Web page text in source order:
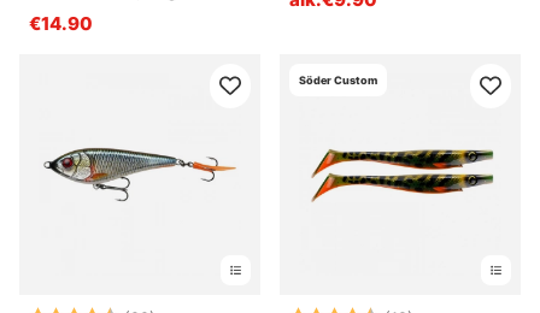
€14.90
Söder Custom